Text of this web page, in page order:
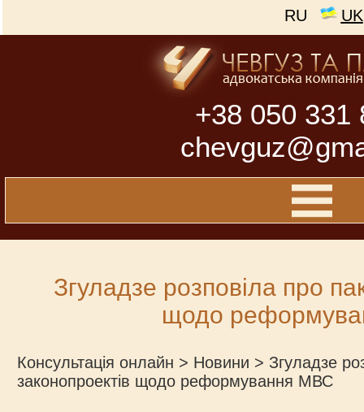
RU UK
+38 050 331
Згуладзе розповіла про
щодо
Консультація онлайн > Новини > Згуладзе
законопроектів щодо реформування МВС